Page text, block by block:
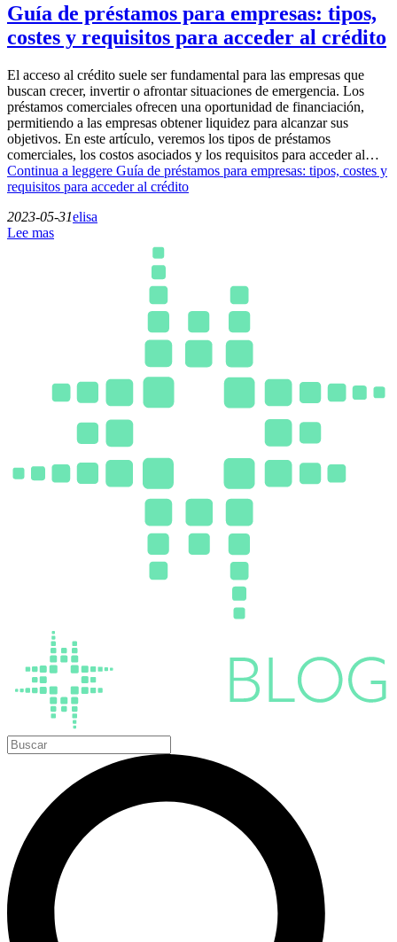
Guía de préstamos para empresas: tipos,
costes y requisitos para acceder al crédito
El acceso al crédito suele ser fundamental para las empresas que
buscan crecer, invertir o afrontar situaciones de emergencia. Los
préstamos comerciales ofrecen una oportunidad de financiación,
permitiendo a las empresas obtener liquidez para alcanzar sus
objetivos. En este artículo, veremos los tipos de préstamos
comerciales, los costos asociados y los requisitos para acceder al…
Continua a leggere Guía de préstamos para empresas: tipos, costes y
requisitos para acceder al crédito
2023-05-31elisa
Lee mas